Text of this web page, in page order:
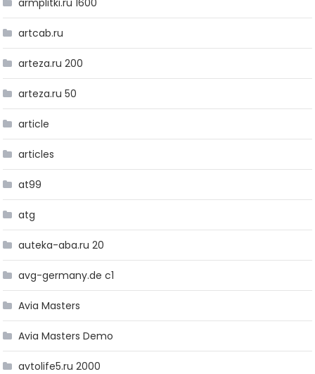
armplitki.ru 1600
artcab.ru
arteza.ru 200
arteza.ru 50
article
articles
at99
atg
auteka-aba.ru 20
avg-germany.de c1
Avia Masters
Avia Masters Demo
avtolife5.ru 2000